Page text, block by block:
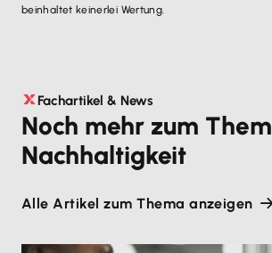
beinhaltet keinerlei Wertung.
Fachartikel & News
Noch mehr zum
Nachhaltigkeit
Alle Artikel zum Thema anzeigen